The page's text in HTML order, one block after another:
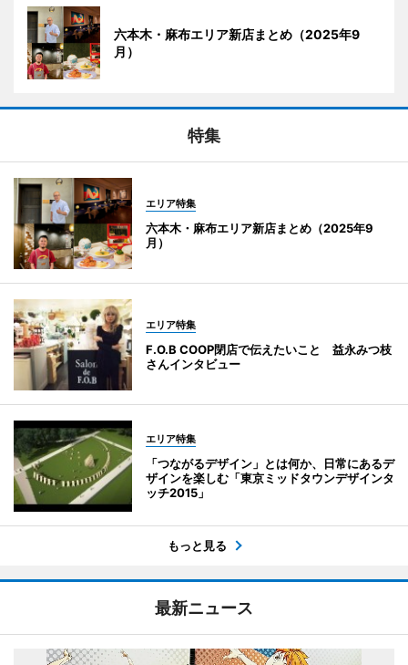
六本木・麻布エリア新店まとめ（2025年9
月）
特集
エリア特集
六本木・麻布エリア新店まとめ（2025年9
月）
エリア特集
F.O.B COOP閉店で伝えたいこと 益永みつ枝
さんインタビュー
エリア特集
「つながるデザイン」とは何か、日常にあるデ
ザインを楽しむ「東京ミッドタウンデザインタ
ッチ2015」
もっと見る
最新ニュース